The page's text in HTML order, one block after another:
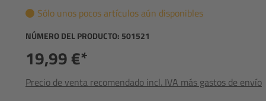
Sólo unos pocos artículos aún disponibles
NÚMERO DEL PRODUCTO: 501521
19,99 €*
Precio de venta recomendado incl. IVA más gastos de envío